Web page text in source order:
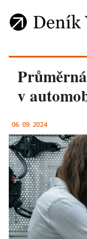
v
06. 09. 2024